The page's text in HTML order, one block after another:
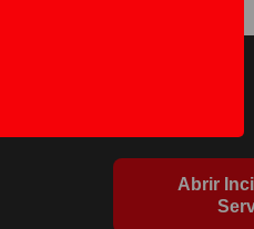
Abrir